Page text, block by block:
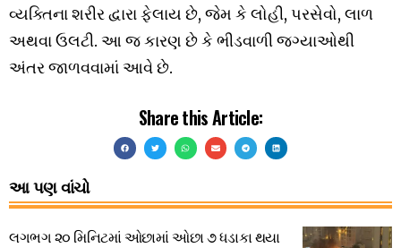
વ્યક્તિના શરીર દ્વારા ફેલાય છે, જેમ કે લોહી, પરસેવો, લાળ
અથવા ઉલટી. આ જ કારણ છે કે ભીડવાળી જગ્યાઓથી
અંતર જાળવવામાં આવે છે.
Share this Article:
આ પણ વાંચો
લગભગ ૨૦ મિનિટમાં ઓછામાં ઓછા ૭ ધડાકા થયા